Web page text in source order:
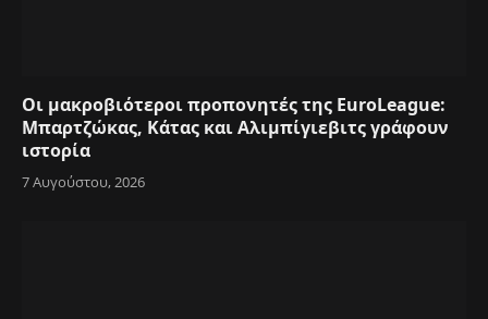
Οι μακροβιότεροι προπονητές της EuroLeague:
Μπαρτζώκας, Κάτας και Αλιμπίγιεβιτς γράφουν
ιστορία
7 Αυγούστου, 2026